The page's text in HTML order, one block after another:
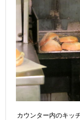
カウンター内のキッ